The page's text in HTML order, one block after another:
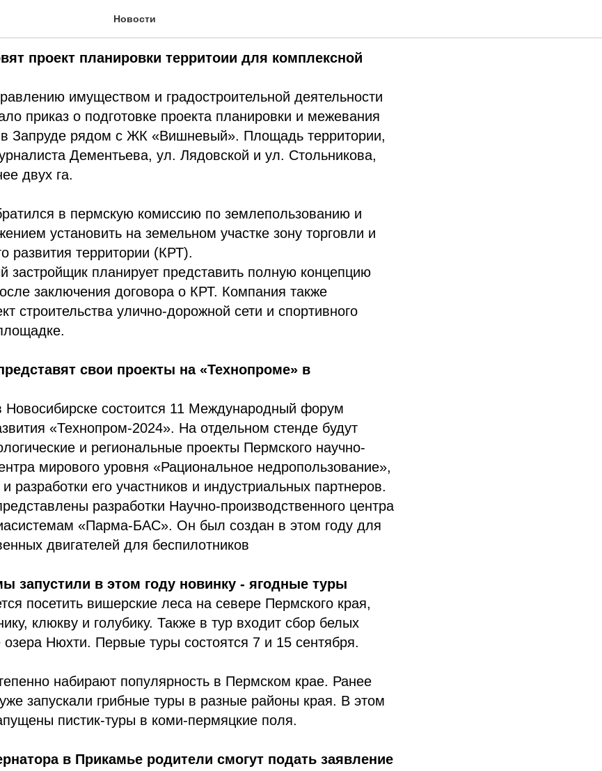
Новости
27 августа 2024
проект планировки территоии для комплексной
имуществом и градостроительной деятельности
приказ о подготовке проекта планировки и межевания
в Запруде рядом с ЖК «Вишневый». Площадь территории,
Дементьева, ул. Лядовской и ул. Стольникова,
двух га.
в пермскую комиссию по землепользованию и
установить на земельном участке зону торговли и
развития территории (КРТ).
застройщик планирует представить полную концепцию
заключения договора о КРТ. Компания также
строительства улично-дорожной сети и спортивного
свои проекты на «Технопроме» в
Новосибирске состоится 11 Международный форум
«Технопром-2024». На отдельном стенде будут
и региональные проекты Пермского научно-
мирового уровня «Рациональное недропользование»,
разработки его участников и индустриальных партнеров.
разработки Научно-производственного центра
«Парма-БАС». Он был создан в этом году для
двигателей для беспилотников
запустили в этом году новинку - ягодные туры
посетить вишерские леса на севере Пермского края,
клюкву и голубику. Также в тур входит сбор белых
Нюхти. Первые туры состоятся 7 и 15 сентября.
набирают популярность в Пермском крае. Ранее
запускали грибные туры в разные районы края. В этом
пистик-туры в коми-пермяцкие поля.
в Прикамье родители смогут подать заявление